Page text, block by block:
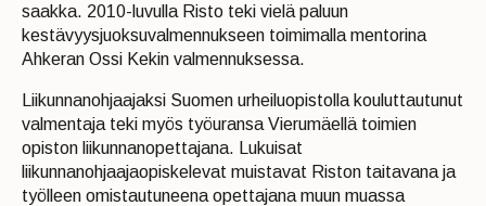
saakka. 2010-luvulla Risto teki vielä paluun
kestävyysjuoksuvalmennukseen toimimalla mentorina
Ahkeran Ossi Kekin valmennuksessa.
Liikunnanohjaajaksi Suomen urheiluopistolla kouluttautunut
valmentaja teki myös työuransa Vierumäellä toimien
opiston liikunnanopettajana. Lukuisat
liikunnanohjaajaopiskelevat muistavat Riston taitavana ja
työlleen omistautuneena opettajana muun muassa